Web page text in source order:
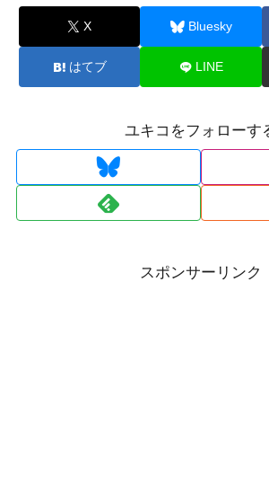
X Bluesky
はてブ LINE
ユキコをフォローす
スポンサーリンク